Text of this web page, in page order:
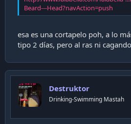
Beard---Head?navAction=push
esa es una cortapelo poh, a lo
tipo 2 días, pero al ras ni cagando
Destruktor
Drinking-Swimming Mastah